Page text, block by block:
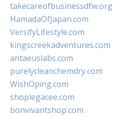
takecareofbusinessdfw.org
HamadaOfJapan.com
VersifyLifestyle.com
kingscreekadventures.com
antaeuslabs.com
purelycleanchemdry.com
WishOping.com
shoplegacee.com
bonvivantshop.com